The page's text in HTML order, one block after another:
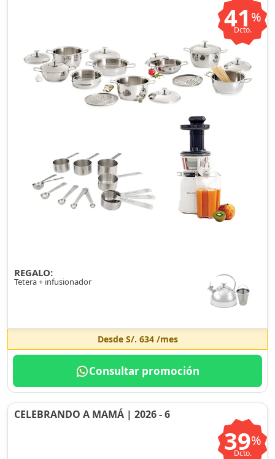
41 %
Dcto.
REGALO:
Tetera + infusionador
Desde S/. 634/mes
Consultar promoción
CELEBRANDO A MAMÁ | 2026 - 6
39%
Dcto.